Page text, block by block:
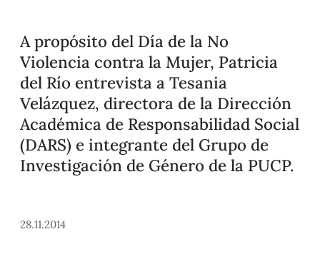
A propósito del Día de la No
Violencia contra la Mujer, Patricia
del Río entrevista a Tesania
Velázquez, directora de la Dirección
Académica de Responsabilidad Social
(DARS) e integrante del Grupo de
Investigación de Género de la PUCP.
28.11.2014